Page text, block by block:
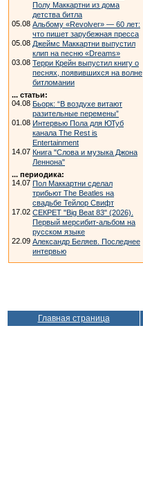
Полу Маккартни из дома
детства битла
05.08 Альбому «Revolver» — 60 лет:
что пишет зарубежная пресса
05.08 Джеймс Маккартни выпустил
клип на песню «Dreams»
03.08 Терри Крейн выпустил книгу о
песнях, появившихся на волне
битломании
... статьи:
04.08 Бьорк: “В воздухе витают
разительные перемены”
01.08 Интервью Пола для ЮТуб
канала The Rest is
Entertainment
14.07 Книга "Слова и музыка Джона
Леннона"
... периодика:
14.07 Пол Маккартни сделал
трибьют The Beatles на
свадьбе Тейлор Свифт
17.02 СЕКРЕТ "Big Beat 83" (2026).
Первый мерсибит-альбом на
русском языке
22.09 Александр Беляев. Последнее
интервью
Главная страница